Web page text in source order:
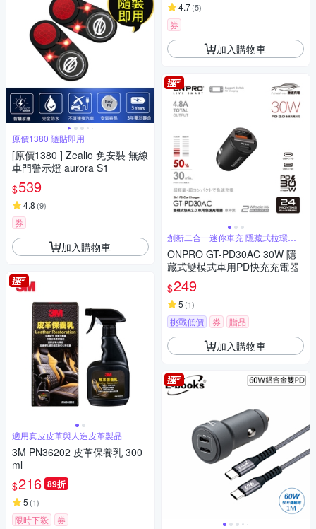
原價1380 隨貼即用
[原價1380 ] Zealio 免安裝 無線
車門警示燈 aurora S1
$539
4.8 (9)
券
加入購物車
適用真皮皮革與人造皮革製品
3M PN36202 皮革保養乳 300
ml
$216 89折
5 (1)
限時下殺 券
4.7(5)
券
加入購物車
創新二合一迷你車充 隱藏式拉環方
便插拔
ONPRO GT-PD30AC 30W 隱
藏式雙模式車用PD快充充電器
$249
5 (1)
挑戰低價 券 贈品
加入購物車